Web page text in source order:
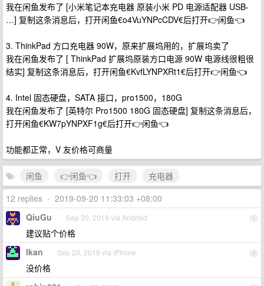
我在闲鱼发布了 [小米笔记本充电器 原装小米 PD 电源适配器 USB-
…] 复制这条消息后，打开闲鱼€o4VuYNPcCDV€后打开👉闲鱼👈
3. ThinkPad 方口充电器 90W，原来扩展坞用的，扩展坞卖了
我在闲鱼发布了 [ ThinkPad 扩展坞原装方口电源 90W 电源线很粗很
结实] 复制这条消息后，打开闲鱼€KvfLYNPXRt1€后打开👉闲鱼👈
4. Intel 固态硬盘，SATA 接口，pro1500，180G
我在闲鱼发布了 [英特尔 Pro1500 180G 固态硬盘] 复制这条消息后，
打开闲鱼€KW7pYNPXF1g€后打开👉闲鱼👈
功能都正常，V 友价格可商量
闲鱼 👉闲鱼👈 打开
充电器
12 replies • 2019-09-20 11:33:03 +08:00
1
QiuGu Sep 20, 2019 via Android
建议贴个价格
2
lkan Sep 20, 2019 via iPhone
没价格